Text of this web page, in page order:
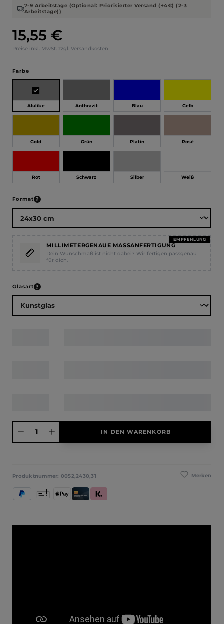
Regulärer Preis:
15,55 €
Preise inkl. MwSt. zzgl. Versandkosten
7-9 Arbeitstage (Optional: Priorisierter Versand (+4€) (2-3
Arbeitstage))
Farbeauswählen
Alulike Anthrazit Blau Gelb
Gold Grün Platin Rosé
Rot Schwarz Silber Weiß
Formatauswählen
EMPFEHLUNG
MILLIMETERGENAUE MASSANFERTIGUNG
Dein Wunschmaß ist nicht dabei? Wir fertigen passgenau
für dich.
Glasartauswählen
Produkt Anzahl: Gib den gewünschten Wert ein oder benutze die
IN DEN WARENKORB
Merken
Produktnummer: 0052,2430,31
PayPal Apple PayKredit- und Debitkarte
Klarna (Rechnung / Ratenkauf / Sofort)
Vorkasse